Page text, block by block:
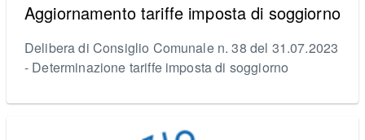
Aggiornamento tariffe imposta di soggiorno
Delibera di Consiglio Comunale n. 38 del 31.07.2023
- Determinazione tariffe imposta di soggiorno